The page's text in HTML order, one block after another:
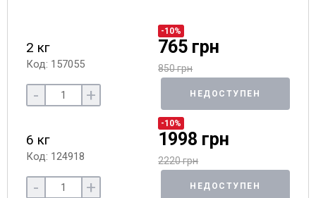
2 кг
Код: 157055
-10%
765 грн
850 грн
- + НЕДОСТУПЕН
6 кг
Код: 124918
-10%
1998 грн
2220 грн
- + НЕДОСТУПЕН